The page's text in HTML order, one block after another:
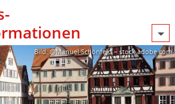
Bild: @Manuel Schönfeld – stock.adobe.com